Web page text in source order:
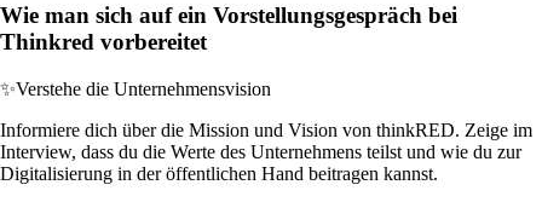
Wie man sich auf ein Vorstellungsgespräch bei
Thinkred vorbereitet
✨Verstehe die Unternehmensvision
Informiere dich über die Mission und Vision von thinkRED. Zeige im
Interview, dass du die Werte des Unternehmens teilst und wie du zur
Digitalisierung in der öffentlichen Hand beitragen kannst.